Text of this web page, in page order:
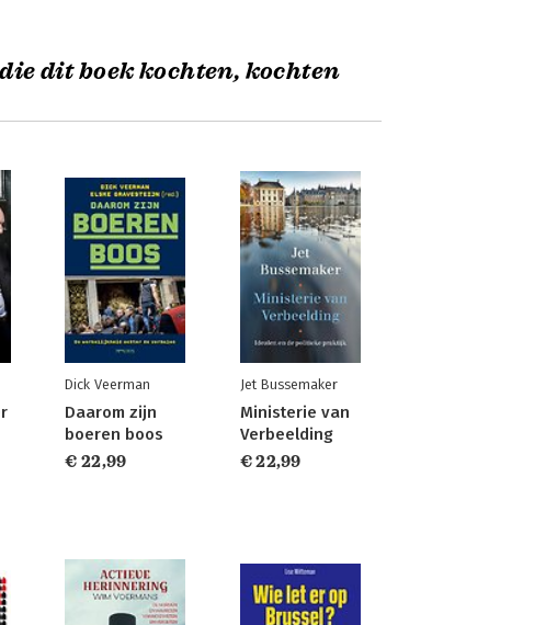
dit boek kochten, kochten
Dick Veerman
Daarom zijn
boeren boos
€ 22,99
Jet Bussemaker
Ministerie van
Verbeelding
€ 22,99